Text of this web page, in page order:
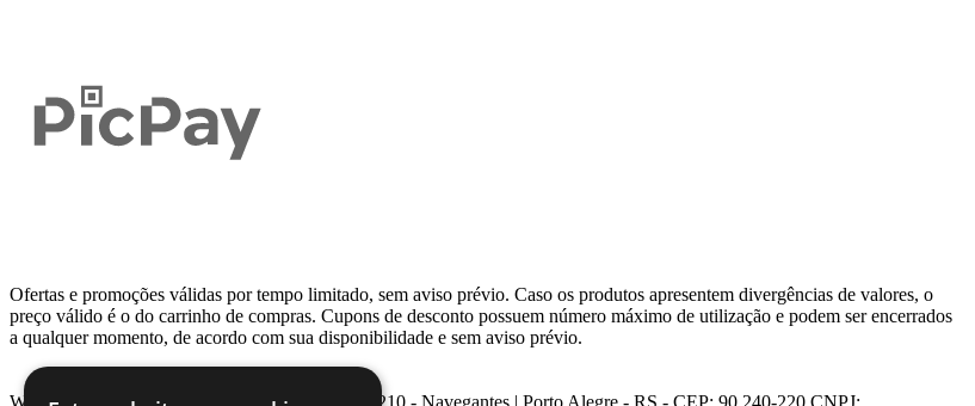
Ofertas e promoções válidas por tempo limitado, sem aviso prévio. Caso os produtos apresentem divergências de valores, o
preço válido é o do carrinho de compras. Cupons de desconto possuem número máximo de utilização e podem ser encerrados
a qualquer momento, de acordo com sua disponibilidade e sem aviso prévio.
Webcontinental LTDA | Travessa Venezuela, Nº 210 - Navegantes | Porto Alegre - RS - CEP: 90.240-220 CNPJ: